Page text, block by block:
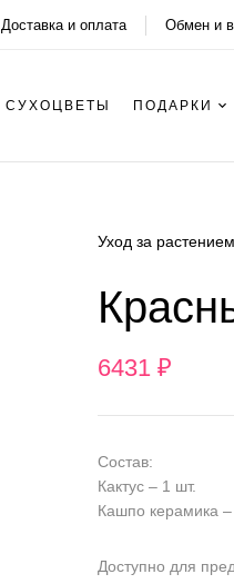
Доставка и оплата Обмен и
СУХОЦВЕТЫ ПОДАРКИ
6431₽
Состав:
Кактус – 1 шт.
Кашпо керамика –
Уход за
Доступно для